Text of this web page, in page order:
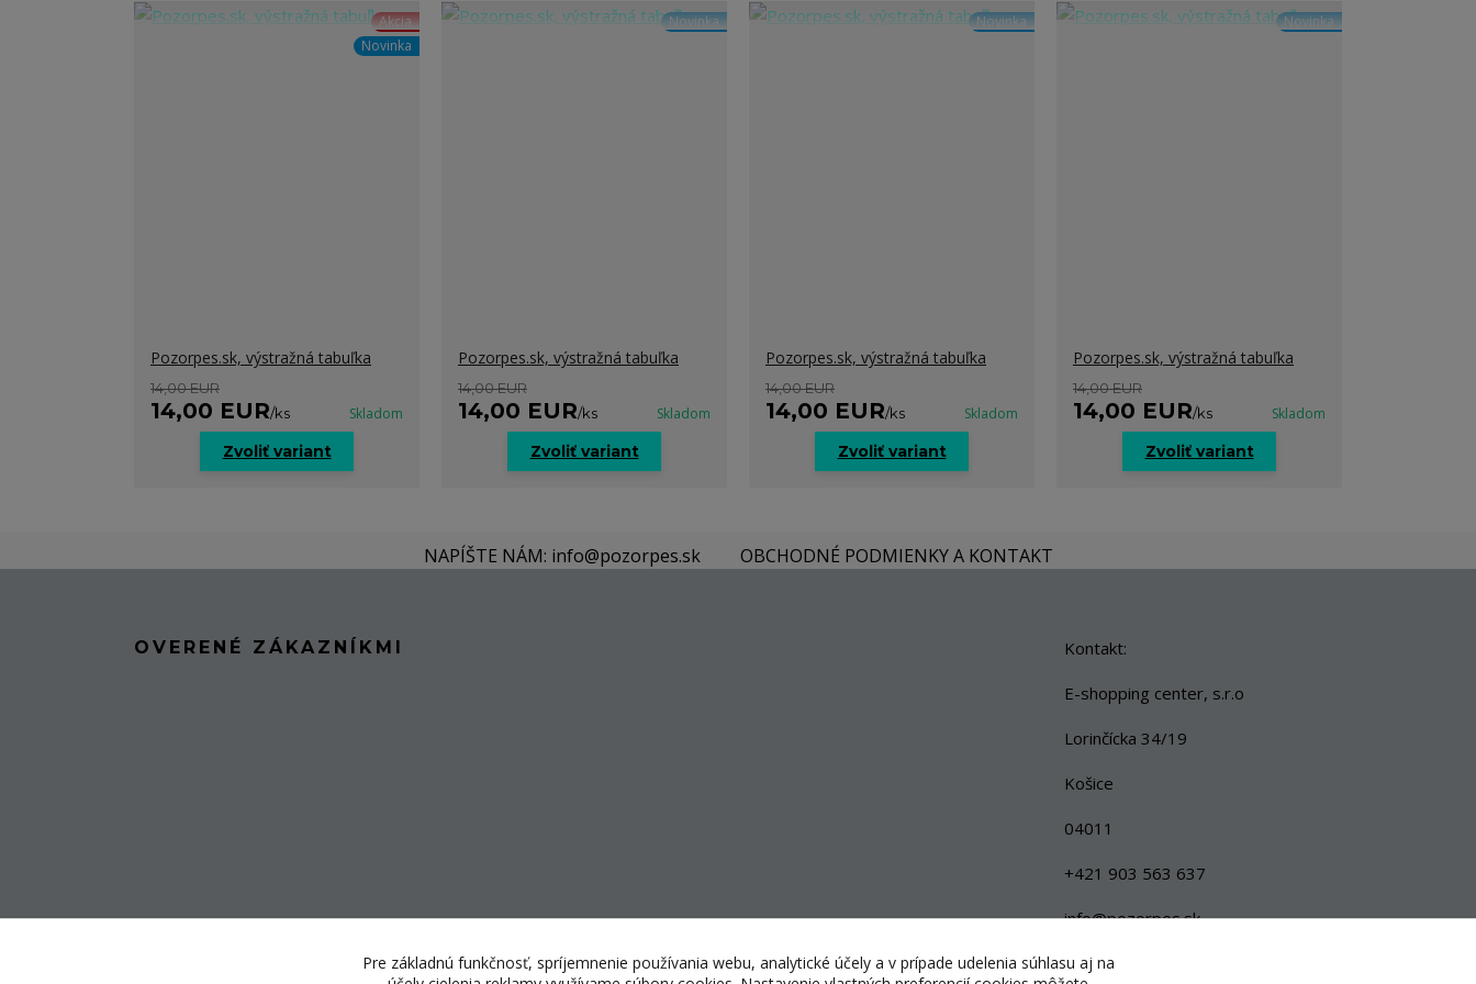
Akcia
Novinka
Pozorpes.sk, výstražná tabuľka
14,00 EUR
14,00 EUR/ks Skladom
Zvoliť variant
Novinka
Pozorpes.sk, výstražná tabuľka
14,00 EUR
14,00 EUR/ks Skladom
Zvoliť variant
Novinka
Pozorpes.sk, výstražná tabuľka
14,00 EUR
14,00 EUR/ks Skladom
Zvoliť variant
Novinka
Pozorpes.sk, výstražná tabuľka
14,00 EUR
14,00 EUR/ks Skladom
Zvoliť variant
NAPÍŠTE NÁM: info@pozorpes.sk OBCHODNÉ PODMIENKY A KONTAKT
OVERENÉ ZÁKAZNÍKMI Kontakt:
E-shopping center, s.r.o
Lorinčícka 34/19
Košice
04011
+421 903 563 637
info@pozorpes.sk
Pre základnú funkčnosť, spríjemnenie používania webu, analytické účely a v prípade udelenia súhlasu aj na